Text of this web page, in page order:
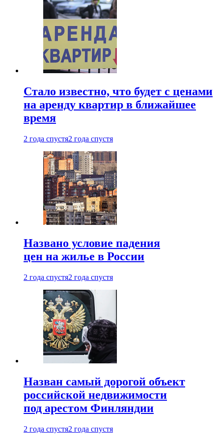
Стало известно, что будет с ценами
на аренду квартир в ближайшее
время
2 года спустя2 года спустя
Названо условие падения
цен на жилье в России
2 года спустя2 года спустя
Назван самый дорогой объект
российской недвижимости
под арестом Финляндии
2 года спустя2 года спустя